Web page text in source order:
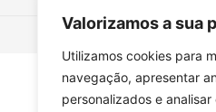
Valorizamos a sua
Utilizamos cookies para
navegação, apresentar
personalizados e